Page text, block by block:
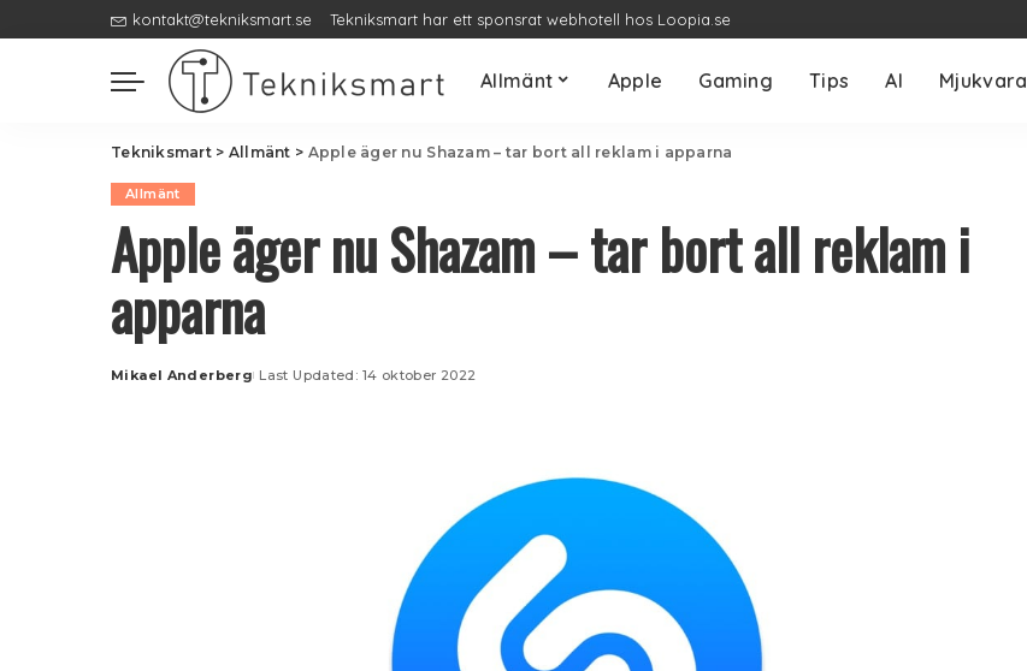
kontakt@tekniksmart.se Tekniksmart har ett sponsrat webhotell hos Loopia.se
Allmänt Apple Gaming Tips AI Mjukvara
Tekniksmart> Allmänt > Apple äger nu Shazam – tar bort all reklam i apparna
Allmänt
Apple äger nu Shazam – tar bort all reklam i
apparna
Posted
Mikael Anderberg Last Updated: 14 oktober 2022